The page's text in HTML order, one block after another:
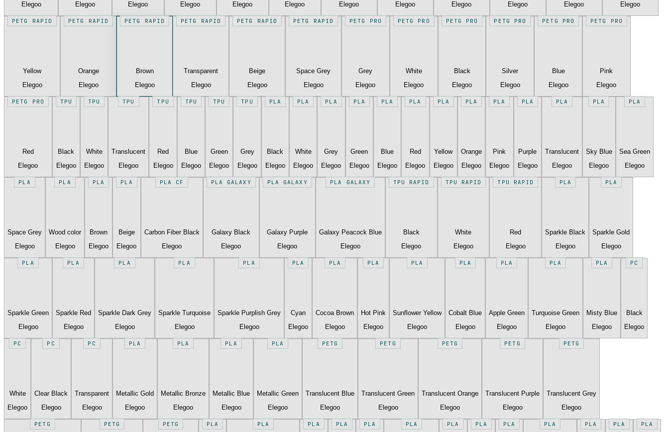
Elegoo
Elegoo
Elegoo
Elegoo
Elegoo
Elegoo
Elegoo
Elegoo
Elegoo
Elegoo
Elegoo
Elegoo
PETG RAPID
Yellow
Elegoo
PETG RAPID
Orange
Elegoo
PETG RAPID
Brown
Elegoo
PETG RAPID
Transparent
Elegoo
PETG RAPID
Beige
Elegoo
PETG RAPID
Space Grey
Elegoo
PETG PRO
Grey
Elegoo
PETG PRO
White
Elegoo
PETG PRO
Black
Elegoo
PETG PRO
Silver
Elegoo
PETG PRO
Blue
Elegoo
PETG PRO
Pink
Elegoo
PETG PRO
Red
Elegoo
TPU
Black
Elegoo
TPU
White
Elegoo
TPU
Translucent
Elegoo
TPU
Red
Elegoo
TPU
Blue
Elegoo
TPU
Green
Elegoo
TPU
Grey
Elegoo
PLA
Black
Elegoo
PLA
White
Elegoo
PLA
Grey
Elegoo
PLA
Green
Elegoo
PLA
Blue
Elegoo
PLA
Red
Elegoo
PLA
Yellow
Elegoo
PLA
Orange
Elegoo
PLA
Pink
Elegoo
PLA
Purple
Elegoo
PLA
Translucent
Elegoo
PLA
Sky Blue
Elegoo
PLA
Sea Green
Elegoo
PLA
Space Grey
Elegoo
PLA
Wood color
Elegoo
PLA
Brown
Elegoo
PLA
Beige
Elegoo
PLA CF
Carbon Fiber Black
Elegoo
PLA GALAXY
Galaxy Black
Elegoo
PLA GALAXY
Galaxy Purple
Elegoo
PLA GALAXY
Galaxy Peacock Blue
Elegoo
TPU RAPID
Black
Elegoo
TPU RAPID
White
Elegoo
TPU RAPID
Red
Elegoo
PLA
Sparkle Black
Elegoo
PLA
Sparkle Gold
Elegoo
PLA
Sparkle Green
Elegoo
PLA
Sparkle Red
Elegoo
PLA
Sparkle Dark Grey
Elegoo
PLA
Sparkle Turquoise
Elegoo
PLA
Sparkle Purplish Grey
Elegoo
PLA
Cyan
Elegoo
PLA
Cocoa Brown
Elegoo
PLA
Hot Pink
Elegoo
PLA
Sunflower Yellow
Elegoo
PLA
Cobalt Blue
Elegoo
PLA
Apple Green
Elegoo
PLA
Turquoise Green
Elegoo
PLA
Misty Blue
Elegoo
PC
Black
Elegoo
PC
White
Elegoo
PC
Clear Black
Elegoo
PC
Transparent
Elegoo
PLA
Metallic Gold
Elegoo
PLA
Metallic Bronze
Elegoo
PLA
Metallic Blue
Elegoo
PLA
Metallic Green
Elegoo
PETG
Translucent Blue
Elegoo
PETG
Translucent Green
Elegoo
PETG
Translucent Orange
Elegoo
PETG
Translucent Purple
Elegoo
PETG
Translucent Grey
Elegoo
PETG PETG PETG PLA PLA PLA PLA PLA PLA PLA PLA PLA PLA PLA PLA PLA